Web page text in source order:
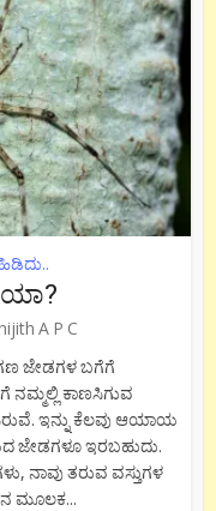
A P C
ಜೇಡಗಳ ಬಗೆಗೆ
ನಮ್ಮಲ್ಲಿ ಕಾಣಸಿಗುವ
ಇನ್ನು ಕೆಲವು ಆಯಾಯ
ಜೇಡಗಳೂ ಇರಬಹುದು.
ನಾವು ತರುವ ವಸ್ತುಗಳ
ಮೂಲಕ...